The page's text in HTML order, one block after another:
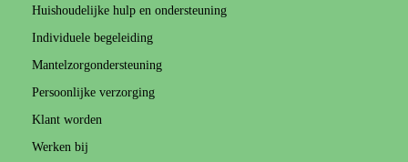
Huishoudelijke hulp en ondersteuning
Individuele begeleiding
Mantelzorgondersteuning
Persoonlijke verzorging
Klant worden
Werken bij